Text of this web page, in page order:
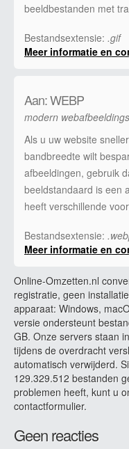
beeldbestanden met
Bestandsextensie: .gif
Meer informatie en
Aan: WEBP
modern
Als u uw website
bandbreedte wilt
afbeeldingen, gebruik
beeldstandaard is een
heeft verschillende
Bestandsextensie:
Meer informatie en
Online-Omzetten.nl
registratie, geen
apparaat: Windows,
versie ondersteunt
GB. Onze servers staan
tijdens de overdracht
automatisch verwijderd.
129.329.512 bestanden
problemen heeft, kunt u
contactformulier.
Geen reacties